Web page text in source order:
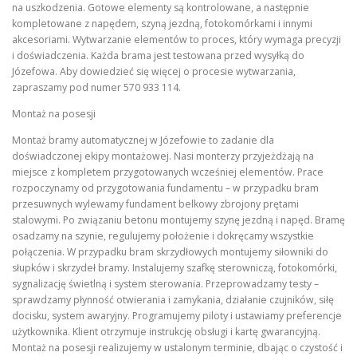
na uszkodzenia. Gotowe elementy są kontrolowane, a następnie
kompletowane z napędem, szyną jezdną, fotokomórkami i innymi
akcesoriami. Wytwarzanie elementów to proces, który wymaga precyzji
i doświadczenia. Każda brama jest testowana przed wysyłką do
Józefowa. Aby dowiedzieć się więcej o procesie wytwarzania,
zapraszamy pod numer 570 933 114.
Montaż na posesji
Montaż bramy automatycznej w Józefowie to zadanie dla
doświadczonej ekipy montażowej. Nasi monterzy przyjeżdżają na
miejsce z kompletem przygotowanych wcześniej elementów. Prace
rozpoczynamy od przygotowania fundamentu – w przypadku bram
przesuwnych wylewamy fundament belkowy zbrojony prętami
stalowymi. Po związaniu betonu montujemy szynę jezdną i napęd. Bramę
osadzamy na szynie, regulujemy położenie i dokręcamy wszystkie
połączenia. W przypadku bram skrzydłowych montujemy siłowniki do
słupków i skrzydeł bramy. Instalujemy szafkę sterowniczą, fotokomórki,
sygnalizację świetlną i system sterowania. Przeprowadzamy testy –
sprawdzamy płynność otwierania i zamykania, działanie czujników, siłę
docisku, system awaryjny. Programujemy piloty i ustawiamy preferencje
użytkownika. Klient otrzymuje instrukcję obsługi i kartę gwarancyjną.
Montaż na posesji realizujemy w ustalonym terminie, dbając o czystość i